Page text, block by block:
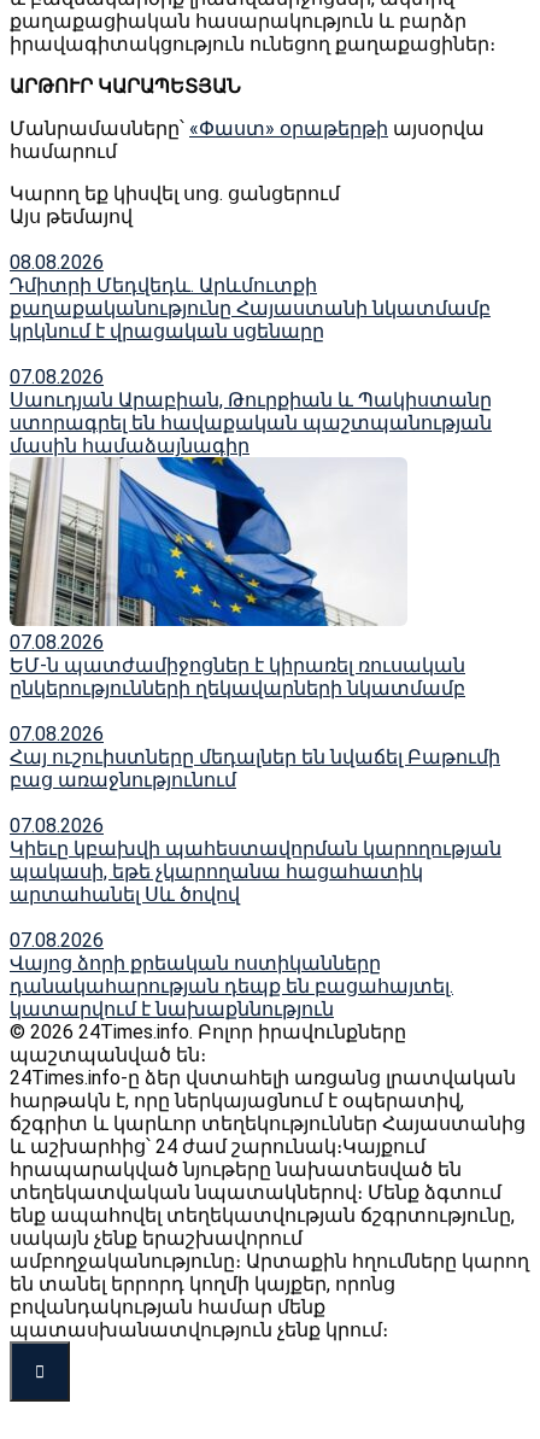
քաղաքացիական հասարակություն և բարձր
իրավագիտակցություն ունեցող քաղաքացիներ։
ԱՐԹՈՒՐ ԿԱՐԱՊԵՏՅԱՆ
Մանրամասները՝ «Փաստ» օրաթերթի այսօրվա
համարում
Կարող եք կիսվել սոց․ ցանցերում
Այս թեմայով
08.08.2026
Դմիտրի Մեդվեդև. Արևմուտքի
քաղաքականությունը Հայաստանի նկատմամբ
կրկնում է վրացական սցենարը
07.08.2026
Սաուդյան Արաբիան, Թուրքիան և Պակիստանը
ստորագրել են հավաքական պաշտպանության
մասին համաձայնագիր
07.08.2026
ԵՄ-ն պատժամիջոցներ է կիրառել ռուսական
ընկերությունների ղեկավարների նկատմամբ
07.08.2026
Հայ ուշուիստները մեդալներ են նվաճել Բաթումի
բաց առաջնությունում
07.08.2026
Կիեւը կբախվի պահեստավորման կարողության
պակասի, եթե չկարողանա հացահատիկ
արտահանել Սև ծովով
07.08.2026
Վայոց ձորի քրեական ոստիկանները
դանակահարության դեպք են բացահայտել․
կատարվում է նախաքննություն
© 2026 24Times.info․ Բոլոր իրավունքները
պաշտպանված են։
24Times.info-ը ձեր վստահելի առցանց լրատվական
հարթակն է, որը ներկայացնում է օպերատիվ,
ճշգրիտ և կարևոր տեղեկություններ Հայաստանից
և աշխարհից՝ 24 ժամ շարունակ։Կայքում
հրապարակված նյութերը նախատեսված են
տեղեկատվական նպատակներով։ Մենք ձգտում
ենք ապահովել տեղեկատվության ճշգրտությունը,
սակայն չենք երաշխավորում
ամբողջականությունը։ Արտաքին հղումները կարող
են տանել երրորդ կողմի կայքեր, որոնց
բովանդակության համար մենք
պատասխանատվություն չենք կրում։